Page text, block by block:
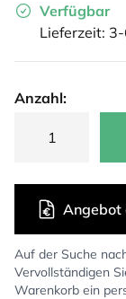
Verfügbar
Lieferzeit:
Anzahl:
Auf der Suche
Vervollständigen
Warenkorb ein
Angebot